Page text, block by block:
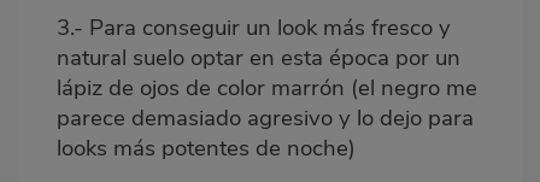
3.- Para conseguir un look más fresco y
natural suelo optar en esta época por un
lápiz de ojos de color marrón (el negro me
parece demasiado agresivo y lo dejo para
looks más potentes de noche)